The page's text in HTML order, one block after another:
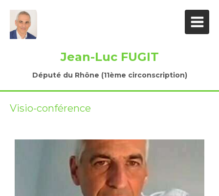
Jean-Luc FUGIT
Député du Rhône (11ème circonscription)
Visio-conférence